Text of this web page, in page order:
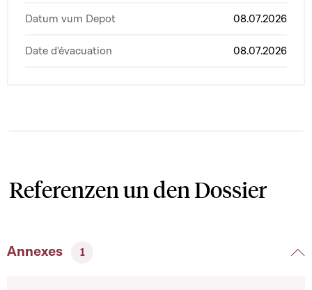
Datum vum Depot 08.07.2026
Date d'évacuation 08.07.2026
Referenzen un den Dossier
Annexes 1